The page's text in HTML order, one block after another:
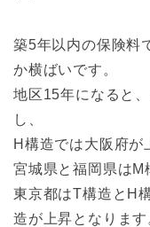
築5年以内の保険料
か横ばいです。
地区15年になると
し、
H構造では大阪府が
宮城県と福岡県はM
東京都はT構造とH
造が上昇となります